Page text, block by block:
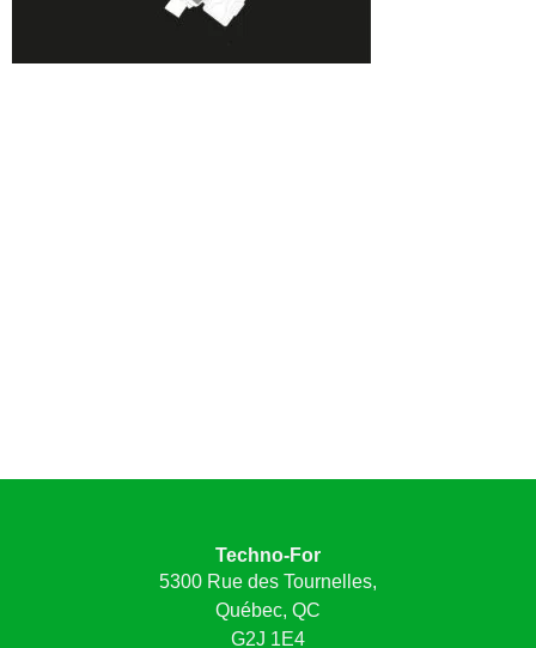
Techno-For
5300 Rue des Tournelles,
Québec, QC
G2J 1E4